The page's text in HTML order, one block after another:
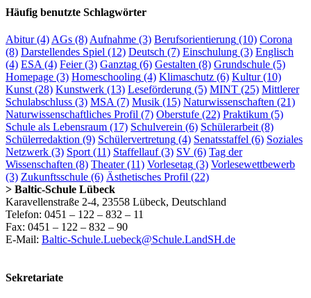
Häufig benutzte Schlagwörter
Abitur(4) AGs (8) Aufnahme (3) Berufsorientierung (10) Corona
(8) Darstellendes Spiel (12) Deutsch (7) Einschulung (3) Englisch
(4) ESA (4) Feier(3) Ganztag (6) Gestalten (8) Grundschule (5)
Homepage (3) Homeschooling (4) Klimaschutz (6) Kultur(10)
Kunst (28) Kunstwerk (13) Leseförderung (5) MINT (25) Mittlerer
Schulabschluss (3) MSA (7) Musik (15) Naturwissenschaften (21)
Naturwissenschaftliches Profil (7) Oberstufe (22) Praktikum (5)
Schule als Lebensraum (17) Schulverein (6) Schülerarbeit (8)
Schülerredaktion (9) Schülervertretung (4) Senatsstaffel (6) Soziales
Netzwerk (3) Sport (11) Staffellauf(3) SV (6) Tag der
Wissenschaften (8) Theater(11) Vorlesetag (3) Vorlesewettbewerb
(3) Zukunftsschule (6) Ästhetisches Profil (22)
> Baltic-Schule Lübeck
Karavellenstraße 2-4, 23558 Lübeck, Deutschland
Telefon: 0451 – 122 – 832 – 11
Fax: 0451 – 122 – 832 – 90
E-Mail: Baltic-Schule.Luebeck@Schule.LandSH.de
Sekretariate